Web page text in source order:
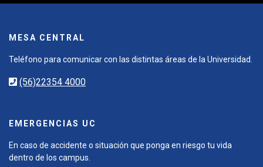
MESA CENTRAL
Teléfono para comunicar con las distintas áreas de la Universidad.
(56)22354 4000
EMERGENCIAS UC
En caso de accidente o situación que ponga en riesgo tu vida
dentro de los campus.